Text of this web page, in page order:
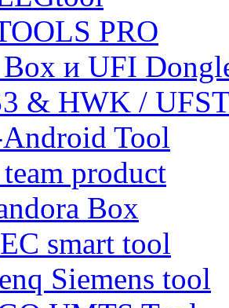
PRO
и UFI
& HWK /
Tool
product
Box
smart tool
Siemens tool